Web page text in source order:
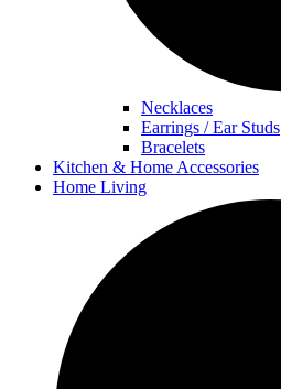
Necklaces
Earrings / Ear Studs
Bracelets
Kitchen & Home Accessories
Home Living